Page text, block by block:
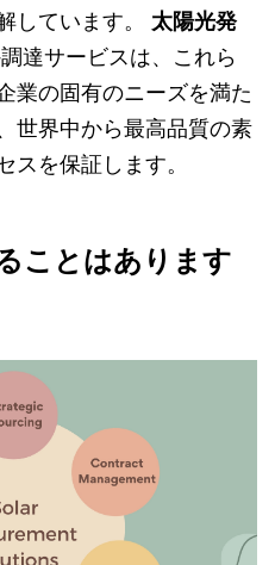
しています。 太陽光発
達サービスは、これら
業の固有のニーズを満た
世界中から最高品質の素
スを保証します。
ことはあります